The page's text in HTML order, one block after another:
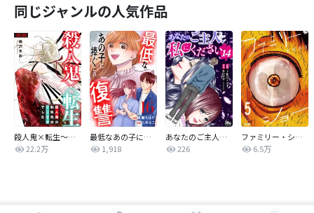
同じジャンルの人気作品
殺人鬼×転生～殺人鬼の転生先はシンママでした～
22.2万
最低なあの子に捧ぐこの復讐 分冊版
1,918
あなたのご主人、私にください
226
ファミリー・ショー
6.5万